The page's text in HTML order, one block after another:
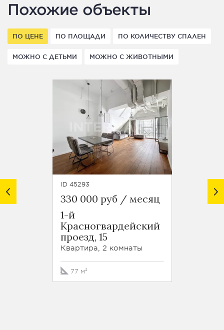
Похожие объекты
ПО ЦЕНЕ ПО ПЛОЩАДИ ПО КОЛИЧЕСТВУ СПАЛЕН
МОЖНО С ДЕТЬМИ МОЖНО С ЖИВОТНЫМИ
ID 45293
330 000 руб / месяц
1-й
Красногвардейский
проезд, 15
Квартира, 2 комнаты
77 м²
295